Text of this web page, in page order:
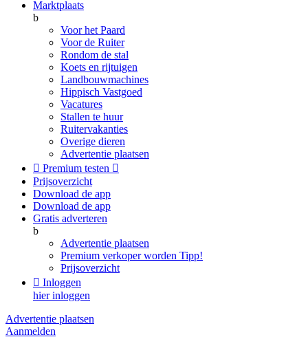
Marktplaats
b
Voor het Paard
Voor de Ruiter
Rondom de stal
Koets en rijtuigen
Landbouwmachines
Hippisch Vastgoed
Vacatures
Stallen te huur
Ruitervakanties
Overige dieren
Advertentie plaatsen
 Premium testen 
Prijsoverzicht
Download de app
Download de app
Gratis adverteren
b
Advertentie plaatsen
Premium verkoper worden Tipp!
Prijsoverzicht
 Inloggen
hier inloggen
Advertentie plaatsen
Aanmelden